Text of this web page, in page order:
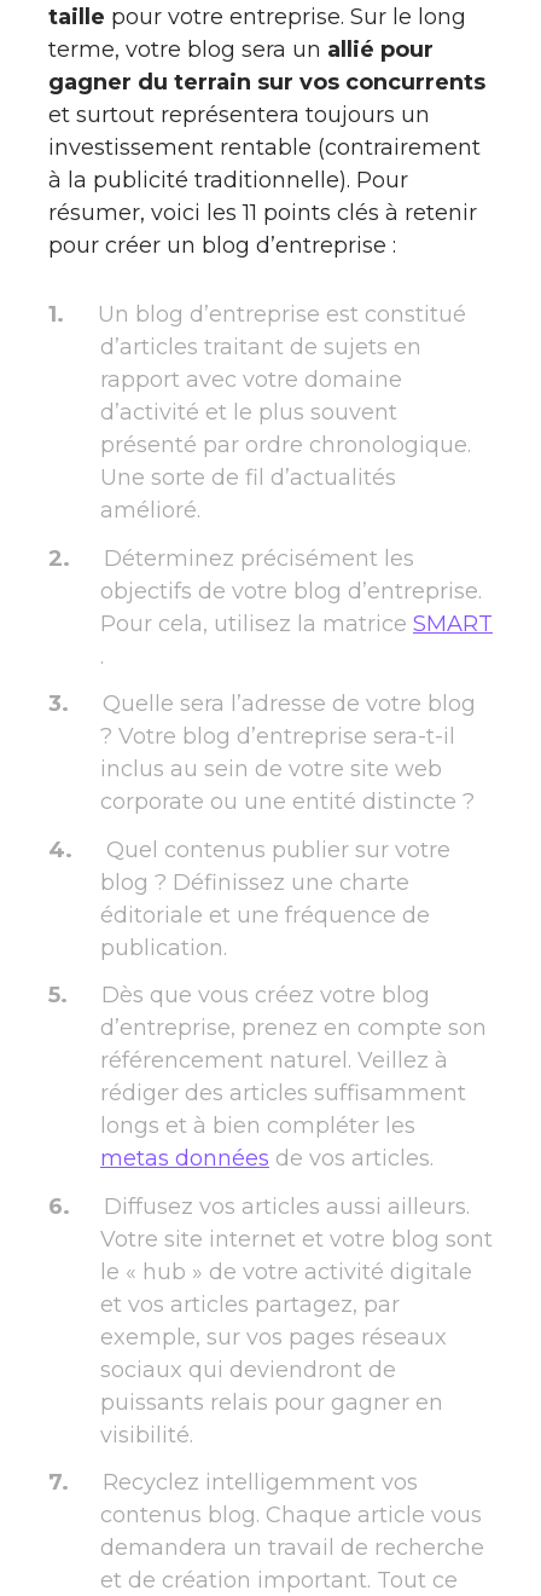
taille pour votre entreprise. Sur le long
terme, votre blog sera un allié pour
gagner du terrain sur vos concurrents
et surtout représentera toujours un
investissement rentable (contrairement
à la publicité traditionnelle). Pour
résumer, voici les 11 points clés à retenir
pour créer un blog d’entreprise :
Un blog d’entreprise est constitué
d’articles traitant de sujets en
rapport avec votre domaine
d’activité et le plus souvent
présenté par ordre chronologique.
Une sorte de fil d’actualités
amélioré.
Déterminez précisément les
objectifs de votre blog d’entreprise.
Pour cela, utilisez la matrice SMART
.
Quelle sera l’adresse de votre blog
? Votre blog d’entreprise sera-t-il
inclus au sein de votre site web
corporate ou une entité distincte ?
Quel contenus publier sur votre
blog ? Définissez une charte
éditoriale et une fréquence de
publication.
Dès que vous créez votre blog
d’entreprise, prenez en compte son
référencement naturel. Veillez à
rédiger des articles suffisamment
longs et à bien compléter les
metas données de vos articles.
Diffusez vos articles aussi ailleurs.
Votre site internet et votre blog sont
le « hub » de votre activité digitale
et vos articles partagez, par
exemple, sur vos pages réseaux
sociaux qui deviendront de
puissants relais pour gagner en
visibilité.
Recyclez intelligemment vos
contenus blog. Chaque article vous
demandera un travail de recherche
et de création important. Tout ce